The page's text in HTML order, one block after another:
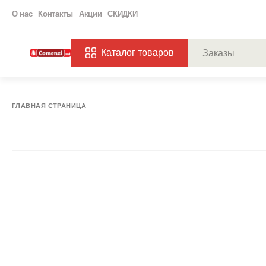
О нас Контакты Акции СКИДКИ
Каталог товаров
ГЛАВНАЯ СТРАНИЦА